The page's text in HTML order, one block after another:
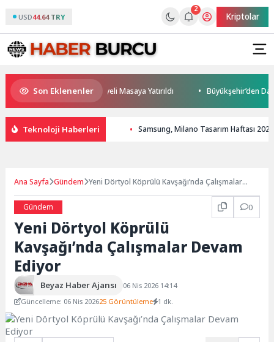
USD44.64 TRY
2
Kriptolar
Son Eklenenler
ve Yatırım Potansiyeli Masaya Yatırıldı Büyükşehir’den
Teknoloji Haberleri Samsung, Milano Tasarım Haftası
Ana Sayfa Gündem Yeni Dörtyol Köprülü Kavşağı’nda Çalışmalar
Gündem
0
Yeni Dörtyol Köprülü
Kavşağı’nda Çalışmalar Devam
Ediyor
Beyaz Haber Ajansı
06 Nis 2026 14:14
Güncelleme: 06 Nis 202625 Görüntüleme 1 dk.